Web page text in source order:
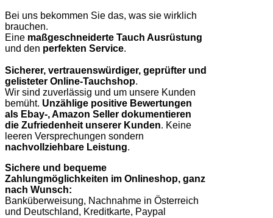
Bei uns bekommen Sie das, was sie wirklich
brauchen.
Eine maßgeschneiderte Tauch Ausrüstung
und den perfekten Service.
Sicherer, vertrauenswürdiger, geprüfter und
gelisteter Online-Tauchshop.
Wir sind zuverlässig und um unsere Kunden
bemüht. Unzählige positive Bewertungen
als Ebay-, Amazon Seller dokumentieren
die Zufriedenheit unserer Kunden. Keine
leeren Versprechungen sondern
nachvollziehbare Leistung.
Sichere und bequeme
Zahlungmöglichkeiten im Onlineshop, ganz
nach Wunsch:
Banküberweisung, Nachnahme in Österreich
und Deutschland, Kreditkarte, Paypal